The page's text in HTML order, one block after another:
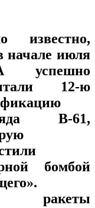
известно,
начале июля
успешно
12-ю
В-61,
бомбой